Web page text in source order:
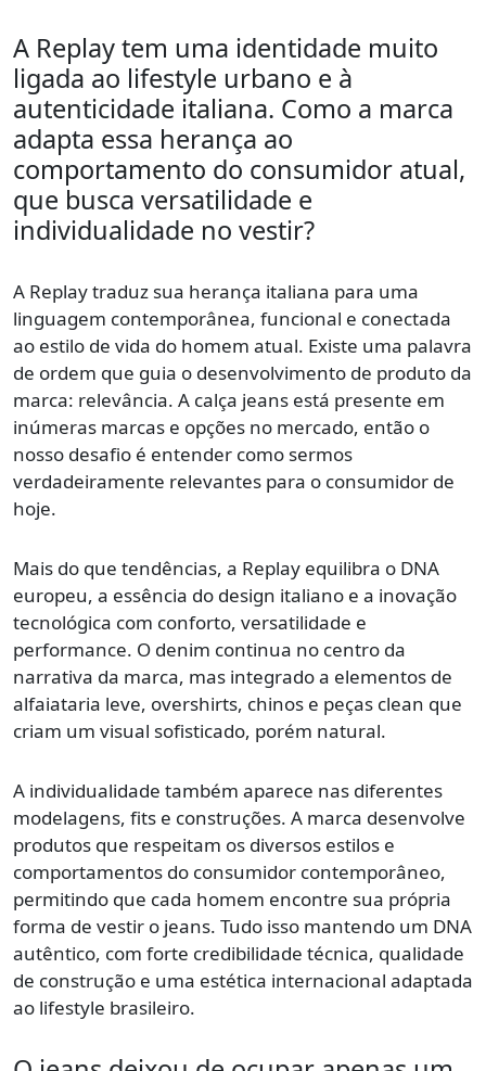
A Replay tem uma identidade muito
ligada ao lifestyle urbano e à
autenticidade italiana. Como a marca
adapta essa herança ao
comportamento do consumidor atual,
que busca versatilidade e
individualidade no vestir?
A Replay traduz sua herança italiana para uma
linguagem contemporânea, funcional e conectada
ao estilo de vida do homem atual. Existe uma palavra
de ordem que guia o desenvolvimento de produto da
marca: relevância. A calça jeans está presente em
inúmeras marcas e opções no mercado, então o
nosso desafio é entender como sermos
verdadeiramente relevantes para o consumidor de
hoje.
Mais do que tendências, a Replay equilibra o DNA
europeu, a essência do design italiano e a inovação
tecnológica com conforto, versatilidade e
performance. O denim continua no centro da
narrativa da marca, mas integrado a elementos de
alfaiataria leve, overshirts, chinos e peças clean que
criam um visual sofisticado, porém natural.
A individualidade também aparece nas diferentes
modelagens, fits e construções. A marca desenvolve
produtos que respeitam os diversos estilos e
comportamentos do consumidor contemporâneo,
permitindo que cada homem encontre sua própria
forma de vestir o jeans. Tudo isso mantendo um DNA
autêntico, com forte credibilidade técnica, qualidade
de construção e uma estética internacional adaptada
ao lifestyle brasileiro.